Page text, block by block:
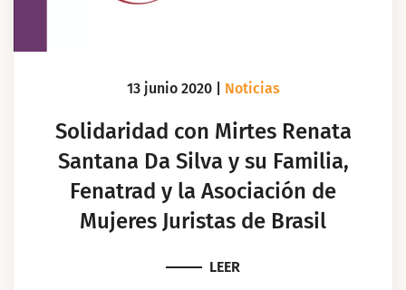
13 junio 2020| Noticias
Solidaridad con Mirtes Renata
Santana Da Silva y su Familia,
Fenatrad y la Asociación de
Mujeres Juristas de Brasil
LEER